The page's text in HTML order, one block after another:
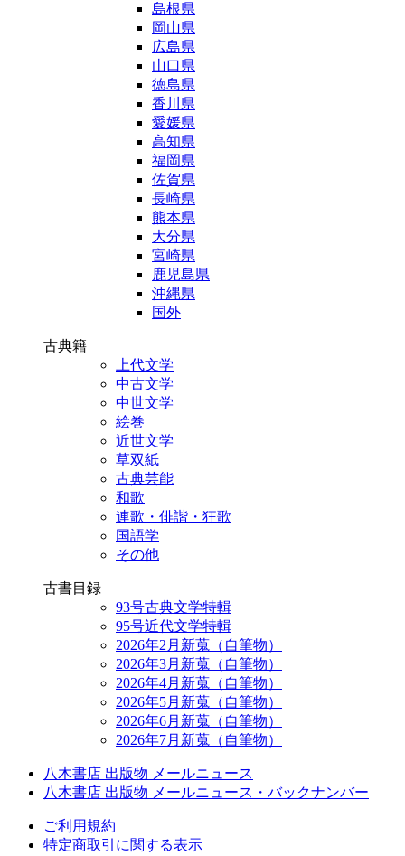
島根県
岡山県
広島県
山口県
徳島県
香川県
愛媛県
高知県
福岡県
佐賀県
長崎県
熊本県
大分県
宮崎県
鹿児島県
沖縄県
国外
古典籍
上代文学
中古文学
中世文学
絵巻
近世文学
草双紙
古典芸能
和歌
連歌・俳諧・狂歌
国語学
その他
古書目録
93号古典文学特輯
95号近代文学特輯
2026年2月新蒐（自筆物）
2026年3月新蒐（自筆物）
2026年4月新蒐（自筆物）
2026年5月新蒐（自筆物）
2026年6月新蒐（自筆物）
2026年7月新蒐（自筆物）
八木書店 出版物 メールニュース
八木書店 出版物 メールニュース・バックナンバー
ご利用規約
特定商取引に関する表示